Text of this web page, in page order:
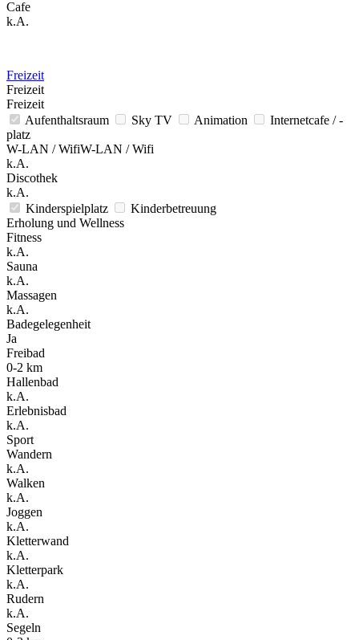
Cafe
k.A.
Freizeit
Freizeit
Freizeit
Aufenthaltsraum
Sky TV Animation
Internetcafe / -
platz
W-LAN / WifiW-LAN / Wifi
k.A.
Discothek
k.A.
Kinderspielplatz
Kinderbetreuung
Erholung und Wellness
Fitness
k.A.
Sauna
k.A.
Massagen
k.A.
Badegelegenheit
Ja
Freibad
0-2 km
Hallenbad
k.A.
Erlebnisbad
k.A.
Sport
Wandern
k.A.
Walken
k.A.
Joggen
k.A.
Kletterwand
k.A.
Kletterpark
k.A.
Rudern
k.A.
Segeln